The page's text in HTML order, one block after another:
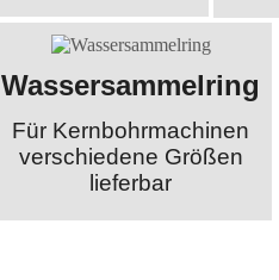
Wassersammelring
Für Kernbohrmachinen
verschiedene Größen
lieferbar